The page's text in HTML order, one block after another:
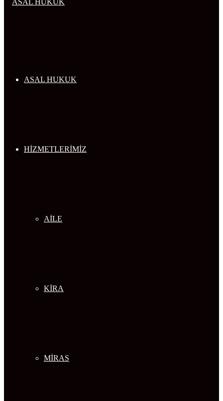
ASAL HUKUK
HİZMETLERİMİZ
AİLE
KİRA
MİRAS